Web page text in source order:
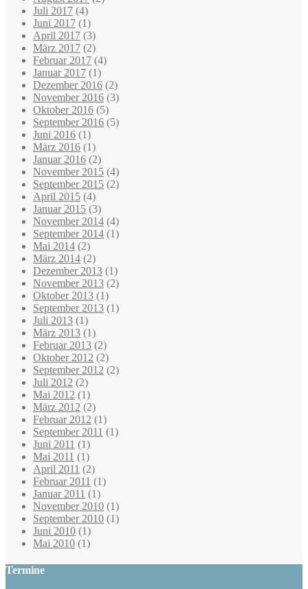
Juli 2017 (4)
Juni 2017 (1)
April 2017 (3)
März 2017 (2)
Februar 2017 (4)
Januar 2017 (1)
Dezember 2016 (2)
November 2016 (3)
Oktober 2016 (5)
September 2016 (5)
Juni 2016 (1)
März 2016 (1)
Januar 2016 (2)
November 2015 (4)
September 2015 (2)
April 2015 (4)
Januar 2015 (3)
November 2014 (4)
September 2014 (1)
Mai 2014 (2)
März 2014 (2)
Dezember 2013 (1)
November 2013 (2)
Oktober 2013 (1)
September 2013 (1)
Juli 2013 (1)
März 2013 (1)
Februar 2013 (2)
Oktober 2012 (2)
September 2012 (2)
Juli 2012 (2)
Mai 2012 (1)
März 2012 (2)
Februar 2012 (1)
September 2011 (1)
Juni 2011 (1)
Mai 2011 (1)
April 2011 (2)
Februar 2011 (1)
Januar 2011 (1)
November 2010 (1)
September 2010 (1)
Juni 2010 (1)
Mai 2010 (1)
Termine